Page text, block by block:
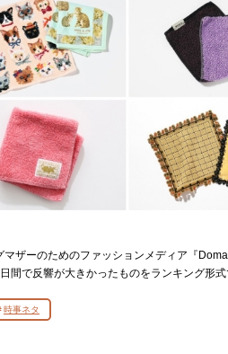
マザーのためのファッションメディア『
日間で反響が大きかったものをランキング形式
時事ネタ